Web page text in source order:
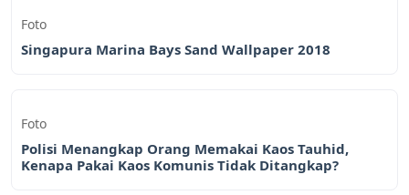
Foto
Singapura Marina Bays Sand Wallpaper 2018
Foto
Polisi Menangkap Orang Memakai Kaos Tauhid,
Kenapa Pakai Kaos Komunis Tidak Ditangkap?